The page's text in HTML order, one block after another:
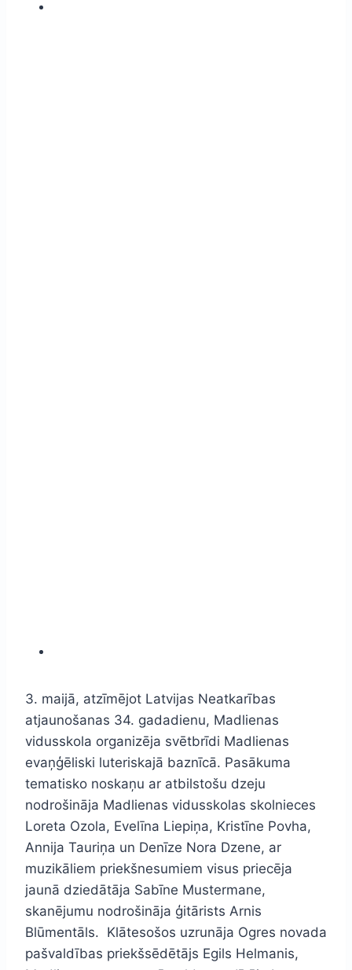
3. maijā, atzīmējot Latvijas Neatkarības
atjaunošanas 34. gadadienu, Madlienas
vidusskola organizēja svētbrīdi Madlienas
evaņģēliski luteriskajā baznīcā. Pasākuma
tematisko noskaņu ar atbilstošu dzeju
nodrošināja Madlienas vidusskolas skolnieces
Loreta Ozola, Evelīna Liepiņa, Kristīne Povha,
Annija Tauriņa un Denīze Nora Dzene, ar
muzikāliem priekšnesumiem visus priecēja
jaunā dziedātāja Sabīne Mustermane,
skanējumu nodrošināja ģitārists Arnis
Blūmentāls. Klātesošos uzrunāja Ogres novada
pašvaldības priekšsēdētājs Egils Helmanis,